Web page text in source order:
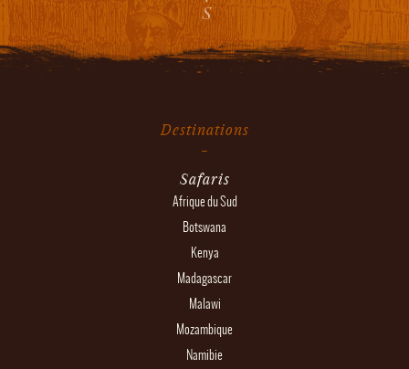
Destinations
Safaris
Afrique du Sud
Botswana
Kenya
Madagascar
Malawi
Mozambique
Namibie